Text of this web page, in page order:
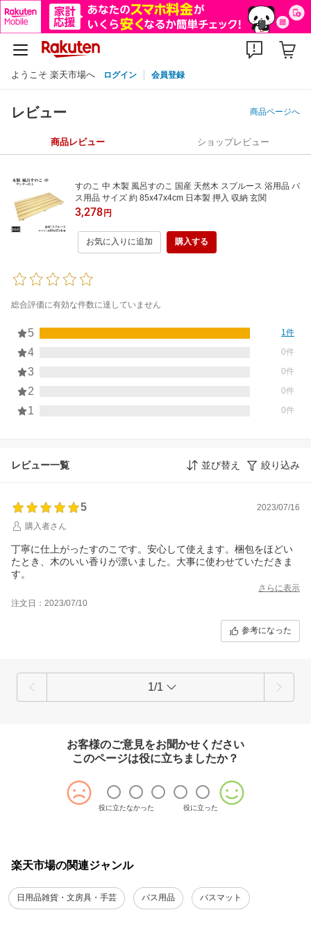
ようこそ 楽天市場へ ログイン 会員登録
レビュー 商品ページへ
商品レビュー ショップレビュー
すのこ 中 木製 風呂すのこ 国産 天然木 スプルース 浴用品 バ
ス用品 サイズ 約 85x47x4cm 日本製 押入 収納 玄関
3,278円
お気に入りに追加 購入する
総合評価に有効な件数に達していません
5 1件
4 0件
3 0件
2 0件
1 0件
レビュー一覧 並び替え 絞り込み
5
2023/07/16
購入者さん
丁寧に仕上がったすのこです。安心して使えます。梱包をほどい
たとき、木のいい香りが漂いました。大事に使わせていただきま
す。
さらに表示
注文日：2023/07/10
参考になった
1/1
お客様のご意見をお聞かせください
このページは役に立ちましたか？
役に立たなかった 役に立った
楽天市場の関連ジャンル
日用品雑貨・文房具・手芸 バス用品 バスマット